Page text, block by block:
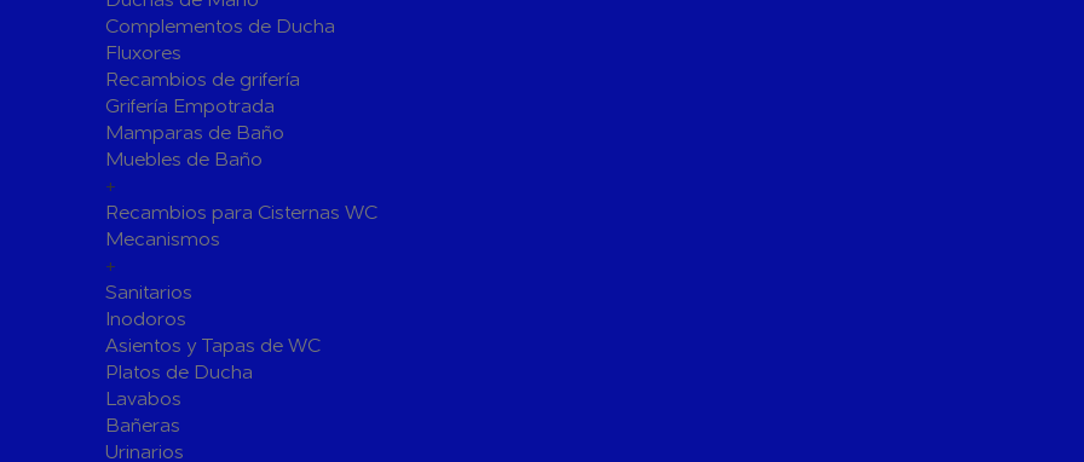
Desagües
Válvulas de Desagüe
Accesorios para Desagüe
Fijaciones para Fontanería
Sumideros y Gran Evacuación
Tubos y Accesorios de Cobre y
Latón
Tuberías y Accesorios de
Polibutileno
Flexos/Conexiones Flexibles
Complementos de Ducha
Fluxores
Recambios de grifería
Grifería Empotrada
Mamparas de Baño
Muebles de Baño
+
Recambios para Cisternas WC
Mecanismos
+
Sanitarios
Inodoros
Asientos y Tapas de WC
Platos de Ducha
Lavabos
Bañeras
Urinarios